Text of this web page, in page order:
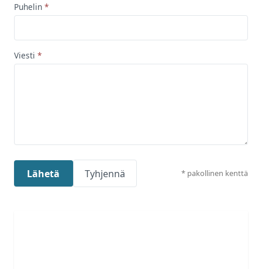
Puhelin
Viesti
Lähetä Tyhjennä * pakollinen kenttä